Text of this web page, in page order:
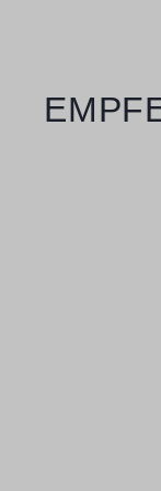
Produktgalerie